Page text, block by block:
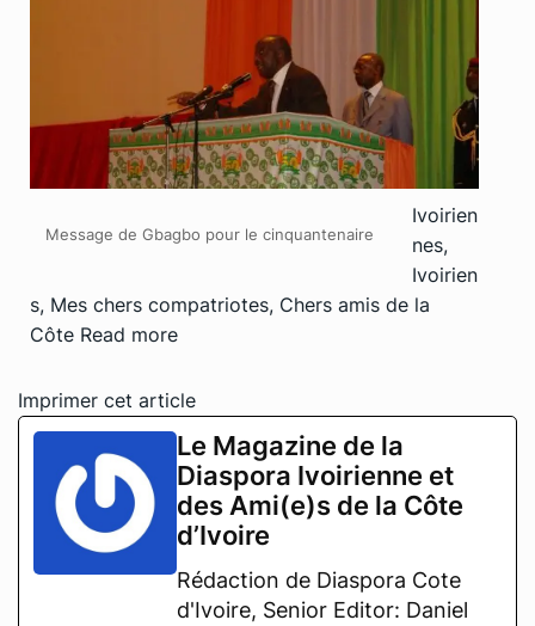
Message de Gbagbo pour le cinquantenaire
Ivoirien
nes,
Ivoirien
s, Mes chers compatriotes, Chers amis de la
Côte Read more
Imprimer cet article
Le Magazine de la
Diaspora Ivoirienne et
des Ami(e)s de la Côte
d’Ivoire
Rédaction de Diaspora Cote
d'Ivoire, Senior Editor: Daniel